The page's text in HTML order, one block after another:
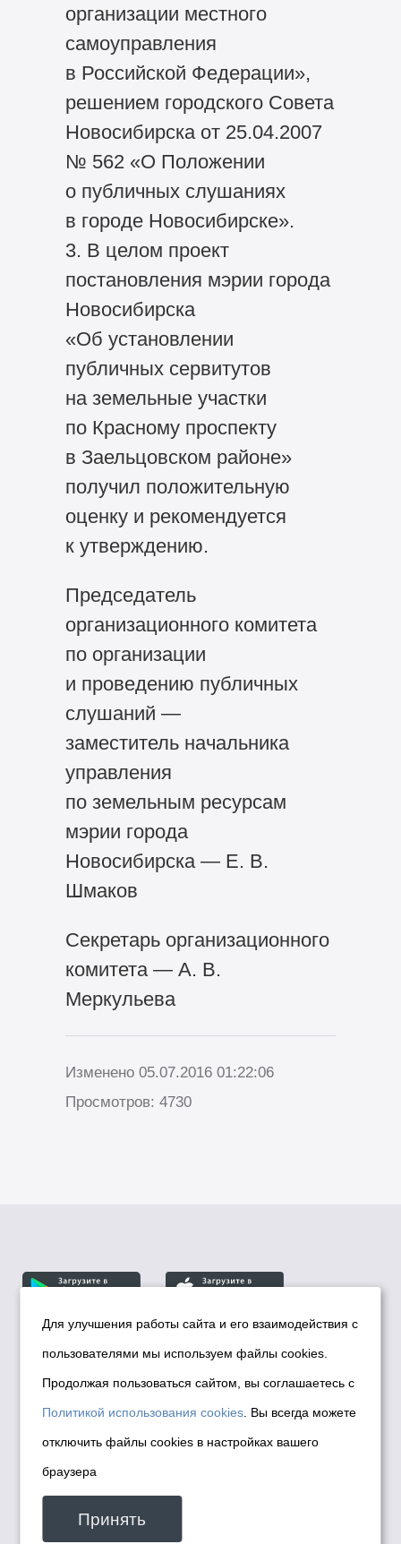
организации местного
самоуправления
в Российской Федерации»,
решением городского Совета
Новосибирска от 25.04.2007
№ 562 «О Положении
о публичных слушаниях
в городе Новосибирске».
3. В целом проект
постановления мэрии города
Новосибирска
«Об установлении
публичных сервитутов
на земельные участки
по Красному проспекту
в Заельцовском районе»
получил положительную
оценку и рекомендуется
к утверждению.
Председатель
организационного комитета
по организации
и проведению публичных
слушаний —
заместитель начальника
управления
по земельным ресурсам
мэрии города
Новосибирска — Е. В.
Шмаков
Секретарь организационного
комитета — А. В.
Меркульева
Изменено 05.07.2016 01:22:06
Просмотров: 4730
© Департамент информационной политики мэрии
города Новосибирска, 2026
Политика использования Cookies
Политика по обработке персональных
данных в информационных системах
мэрии города Новосибирска
Техническая поддержка сайта -
malinchukvl@mail.ru
Для улучшения работы сайта и его взаимодействия с
пользователями мы используем файлы cookies.
Продолжая пользоваться сайтом, вы соглашаетесь с
Политикой использования cookies . Вы всегда можете
отключить файлы cookies в настройках вашего
браузера
Принять